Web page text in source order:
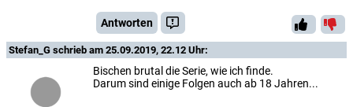
Antworten
Stefan_G schrieb am 25.09.2019, 22.12 Uhr:
Bischen brutal die Serie, wie ich finde.
Darum sind einige Folgen auch ab 18 Jahren...